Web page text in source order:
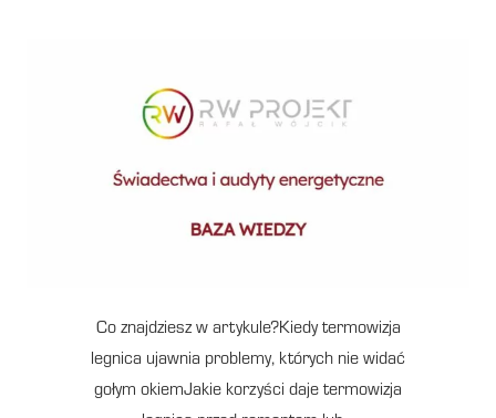
Co znajdziesz w artykule?Kiedy termowizja
legnica ujawnia problemy, których nie widać
gołym okiemJakie korzyści daje termowizja